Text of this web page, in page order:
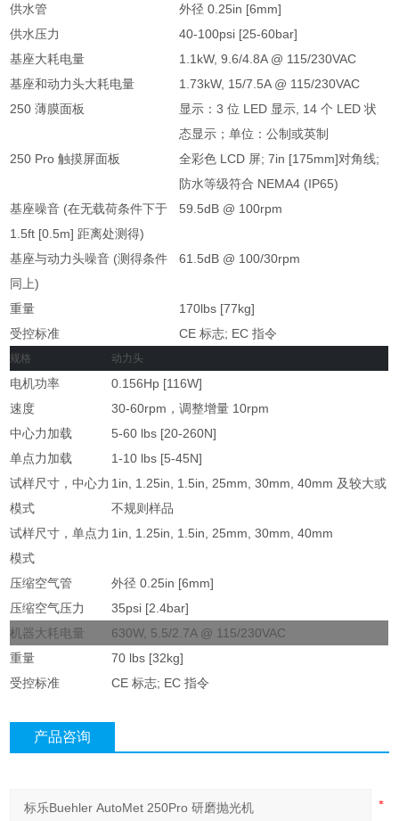
供水管
外径 0.25in [6mm]
供水压力
40-100psi [25-60bar]
基座大耗电量
1.1kW, 9.6/4.8A @ 115/230VAC
基座和动力头大耗电量
1.73kW, 15/7.5A @ 115/230VAC
250 薄膜面板
显示：3 位 LED 显示, 14 个 LED 状
态显示；单位：公制或英制
250 Pro 触摸屏面板
全彩色 LCD 屏; 7in [175mm]对角线;
防水等级符合 NEMA4 (IP65)
基座噪音 (在无载荷条件下于
1.5ft [0.5m] 距离处测得)
59.5dB @ 100rpm
基座与动力头噪音 (测得条件
同上)
61.5dB @ 100/30rpm
重量
170lbs [77kg]
受控标准
CE 标志; EC 指令
规格 动力头
电机功率
0.156Hp [116W]
速度
30-60rpm，调整增量 10rpm
中心力加载
5-60 lbs [20-260N]
单点力加载
1-10 lbs [5-45N]
试样尺寸，中心力
模式
1in, 1.25in, 1.5in, 25mm, 30mm, 40mm 及较大或
不规则样品
试样尺寸，单点力
模式
1in, 1.25in, 1.5in, 25mm, 30mm, 40mm
压缩空气管
外径 0.25in [6mm]
压缩空气压力
35psi [2.4bar]
机器大耗电量
630W, 5.5/2.7A @ 115/230VAC
重量
70 lbs [32kg]
受控标准
CE 标志; EC 指令
产品咨询